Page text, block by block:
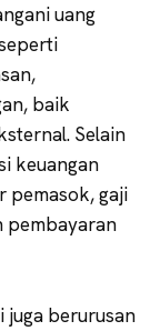
uang
baik
Selain
keuangan
pemasok, gaji
pembayaran
juga berurusan